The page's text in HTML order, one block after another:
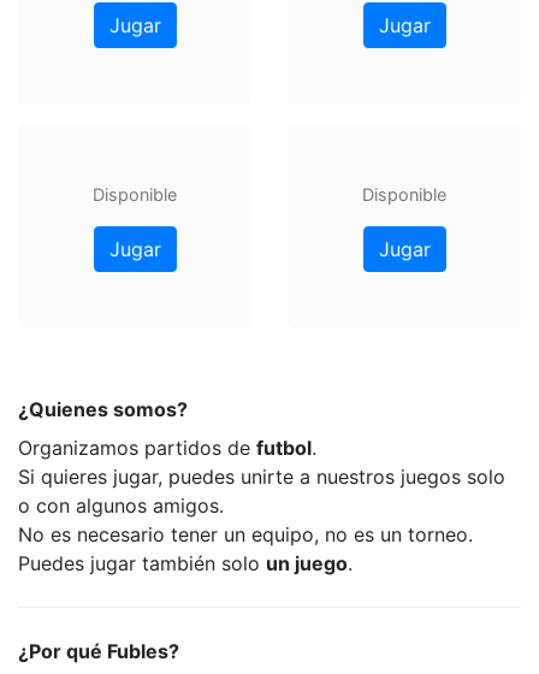
Jugar
Disponible
Jugar
Jugar
Disponible
Jugar
¿Quienes somos?
Organizamos partidos de futbol.
Si quieres jugar, puedes unirte a nuestros juegos solo
o con algunos amigos.
No es necesario tener un equipo, no es un torneo.
Puedes jugar también solo un juego.
¿Por qué Fubles?